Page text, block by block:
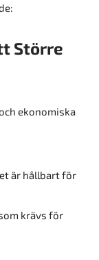
Större
ekonomiska
är hållbart för
krävs för